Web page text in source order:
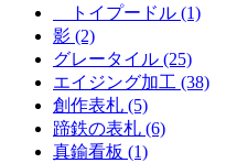
トイプードル (1)
影 (2)
グレータイル (25)
エイジング加工 (38)
創作表札 (5)
蹄鉄の表札 (6)
真鍮看板 (1)